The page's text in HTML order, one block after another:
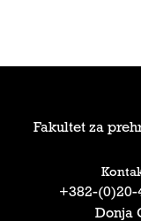
Fakultet za
‎+382-
Donja